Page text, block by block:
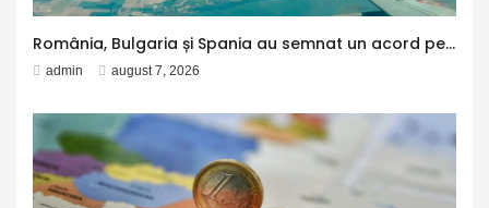
România, Bulgaria și Spania au semnat un acord pentru operațiuni transfrontaliere de poliție aeriană în cadrul NATO. Avioanele spaniole vor putea patrula și în spațiul aerian al Bulgariei
admin august 7, 2026